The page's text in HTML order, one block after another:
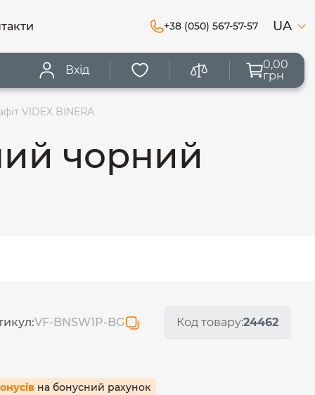
+38 (050) 567-57-57 UA
Вхід
0,00
грн
VIDEX BINERA
чорний
VF-BNSW1P-BG Код товару:24462
на бонусний рахунок